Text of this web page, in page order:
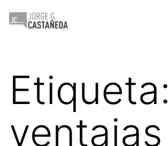
Saltar
Jorge
Etiqueta:
ventajas